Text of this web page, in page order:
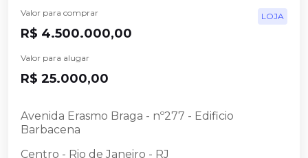
LOJA
Valor para comprar
R$ 4.500.000,00
Valor para alugar
R$ 25.000,00
Avenida Erasmo Braga - nº277 - Edificio
Barbacena
Centro - Rio de Janeiro - RJ